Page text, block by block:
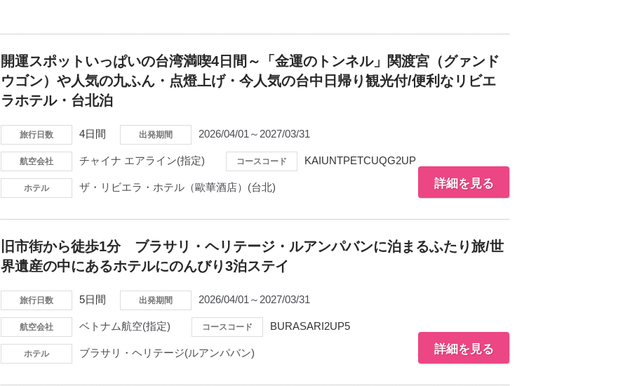
開運スポットいっぱいの台湾満喫4日間～「金運のトンネル」関渡宮（グァンド
ウゴン）や人気の九ふん・点燈上げ・今人気の台中日帰り観光付/便利なリビエ
ラホテル・台北泊
旅行日数 4日間 出発期間 2026/04/01～2027/03/31
航空会社 チャイナ エアライン(指定) コースコード KAIUNTPETCUQG2UP
ホテル ザ・リビエラ・ホテル（歐華酒店）(台北) 詳細を見る
旧市街から徒歩1分 ブラサリ・ヘリテージ・ルアンパバンに泊まるふたり旅/世
界遺産の中にあるホテルにのんびり3泊ステイ
旅行日数 5日間 出発期間 2026/04/01～2027/03/31
航空会社 ベトナム航空(指定) コースコード BURASARI2UP5
ホテル ブラサリ・ヘリテージ(ルアンパバン) 詳細を見る